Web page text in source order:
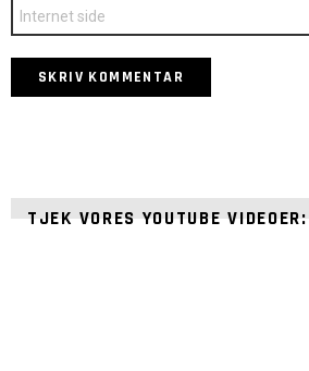
TJEK VORES YOUTUBE VIDEOER: